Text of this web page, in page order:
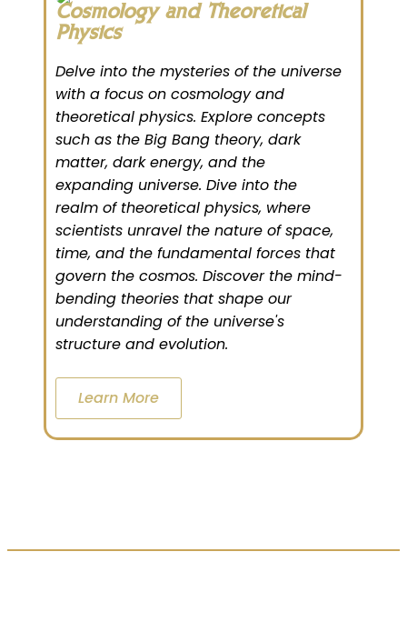
Cosmology and Theoretical
Physics
Delve into the mysteries of the universe
with a focus on cosmology and
theoretical physics. Explore concepts
such as the Big Bang theory, dark
matter, dark energy, and the
expanding universe. Dive into the
realm of theoretical physics, where
scientists unravel the nature of space,
time, and the fundamental forces that
govern the cosmos. Discover the mind-
bending theories that shape our
understanding of the universe's
structure and evolution.
Learn More